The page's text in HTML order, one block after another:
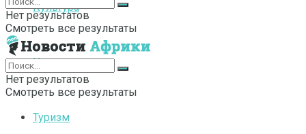
Культура
Интернет
Туризм
Нет результатов
Смотреть все результаты
Нет результатов
Смотреть все результаты